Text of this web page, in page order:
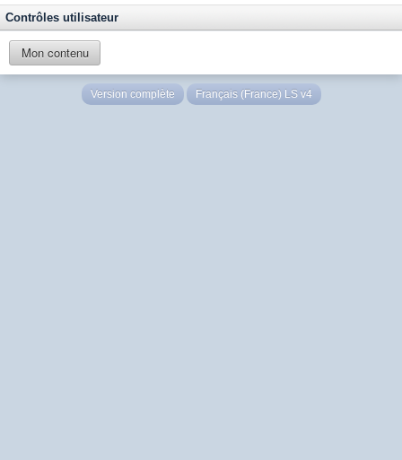
Contrôles utilisateur
Mon contenu
Version complète Français (France) LS v4